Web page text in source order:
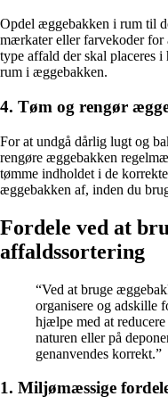
Opdel æggebakken i rum til
mærkater eller farvekoder for
type affald der skal placeres
rum i æggebakken.
4. Tøm og rengør
For at undgå dårlig lugt og
rengøre æggebakken
tømme indholdet i de
æggebakken af, inden du
Fordele ved at
affaldssortering
“Ved at bruge
organisere og adskille
hjælpe med at
naturen eller på
genanvendes korrekt.”
1. Miljømæssige